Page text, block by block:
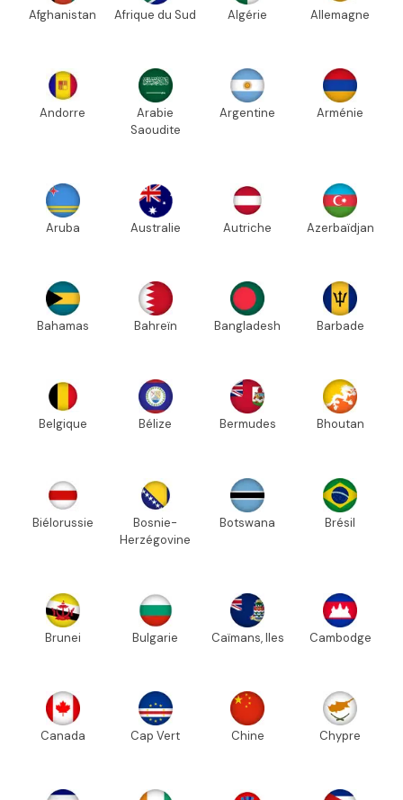
Afghanistan Afrique du Sud Algérie Allemagne
Andorre
Arabie
Saoudite
Argentine Arménie
Aruba Australie Autriche Azerbaïdjan
Bahamas Bahreïn Bangladesh Barbade
Belgique Bélize Bermudes Bhoutan
Biélorussie
Bosnie-
Herzégovine
Botswana Brésil
Brunei Bulgarie Caïmans, Iles Cambodge
Canada Cap Vert Chine Chypre